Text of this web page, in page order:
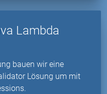
Lambda
bauen wir eine
Lösung um mit